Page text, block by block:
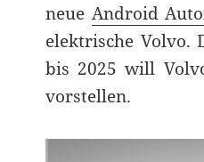
neue Android
elektrische Volvo.
bis 2025 will
vorstellen.